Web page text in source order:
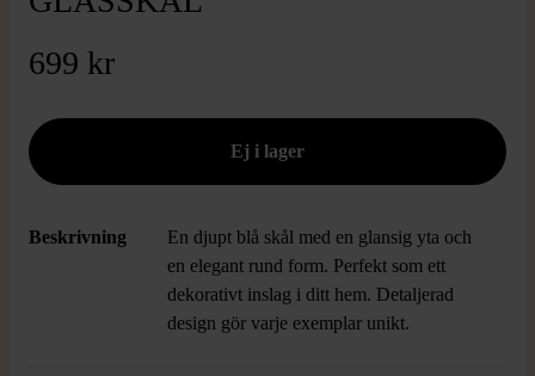
699 kr
Beskrivning
En djupt blå skål med en glansig yta och
en elegant rund form. Perfekt som ett
dekorativt inslag i ditt hem. Detaljerad
design gör varje exemplar unikt.